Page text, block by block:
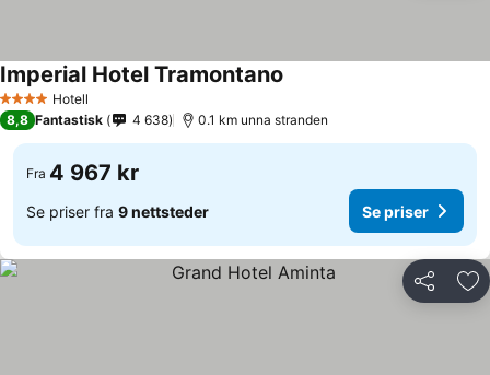
4 StjernerHotell
Imperial Hotel Tramontano
8,8 Fantastisk 4 638 0.1 km unna stranden
Fra 4 967 kr
Se priser fra 9 nettsteder Se priser
Del